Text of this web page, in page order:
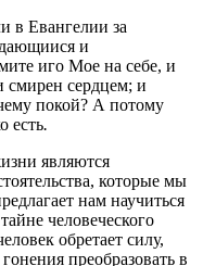
в Евангелии за
и
иго Мое на себе, и
смирен сердцем; и
покой? А потому
есть.
являются
которые мы
нам научиться
человеческого
обретает силу,
преобразовать в